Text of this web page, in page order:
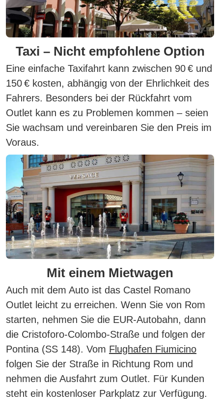
Taxi – Nicht empfohlene Option
Eine einfache Taxifahrt kann zwischen 90 € und
150 € kosten, abhängig von der Ehrlichkeit des
Fahrers. Besonders bei der Rückfahrt vom
Outlet kann es zu Problemen kommen – seien
Sie wachsam und vereinbaren Sie den Preis im
Voraus.
Mit einem Mietwagen
Auch mit dem Auto ist das Castel Romano
Outlet leicht zu erreichen. Wenn Sie von Rom
starten, nehmen Sie die EUR-Autobahn, dann
die Cristoforo-Colombo-Straße und folgen der
Pontina (SS 148). Vom Flughafen Fiumicino
folgen Sie der Straße in Richtung Rom und
nehmen die Ausfahrt zum Outlet. Für Kunden
steht ein kostenloser Parkplatz zur Verfügung.